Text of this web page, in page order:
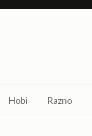
Hobi Razno